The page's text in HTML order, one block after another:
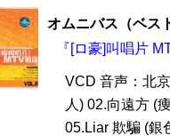
オムニバス（ベス
『[ロ豪]叫唱片
VCD 音声：北
人) 02.向遠方 (
05.Liar 欺騙 (銀